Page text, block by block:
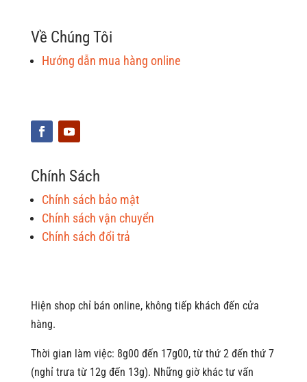
Về Chúng Tôi
Hướng dẫn mua hàng online
Chính Sách
Chính sách bảo mật
Chính sách vận chuyển
Chính sách đổi trả
Hiện shop chỉ bán online, không tiếp khách đến cửa
hàng.
Thời gian làm việc: 8g00 đến 17g00, từ thứ 2 đến thứ 7
(nghỉ trưa từ 12g đến 13g). Những giờ khác tư vấn